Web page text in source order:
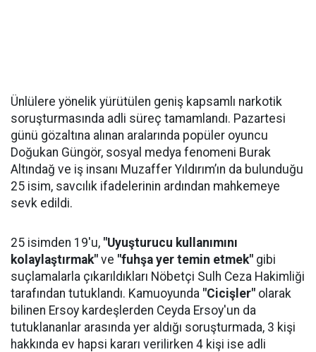
Ünlülere yönelik yürütülen geniş kapsamlı narkotik
soruşturmasında adli süreç tamamlandı. Pazartesi
günü gözaltına alınan aralarında popüler oyuncu
Doğukan Güngör, sosyal medya fenomeni Burak
Altındağ ve iş insanı Muzaffer Yıldırım’ın da bulunduğu
25 isim, savcılık ifadelerinin ardından mahkemeye
sevk edildi.
25 isimden 19'u, "Uyuşturucu kullanımını
kolaylaştırmak" ve "fuhşa yer temin etmek" gibi
suçlamalarla çıkarıldıkları Nöbetçi Sulh Ceza Hakimliği
tarafından tutuklandı. Kamuoyunda "Cicişler" olarak
bilinen Ersoy kardeşlerden Ceyda Ersoy'un da
tutuklananlar arasında yer aldığı soruşturmada, 3 kişi
hakkında ev hapsi kararı verilirken 4 kişi ise adli